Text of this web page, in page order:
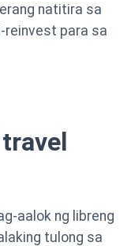
natitira sa
reinvest para sa
aalok ng libreng
tulong sa